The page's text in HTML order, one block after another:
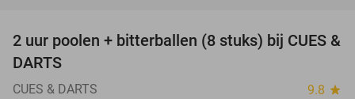
50%
2 uur poolen + bitterballen (8 stuks) bij CUES &
DARTS
CUES & DARTS 9.8 star